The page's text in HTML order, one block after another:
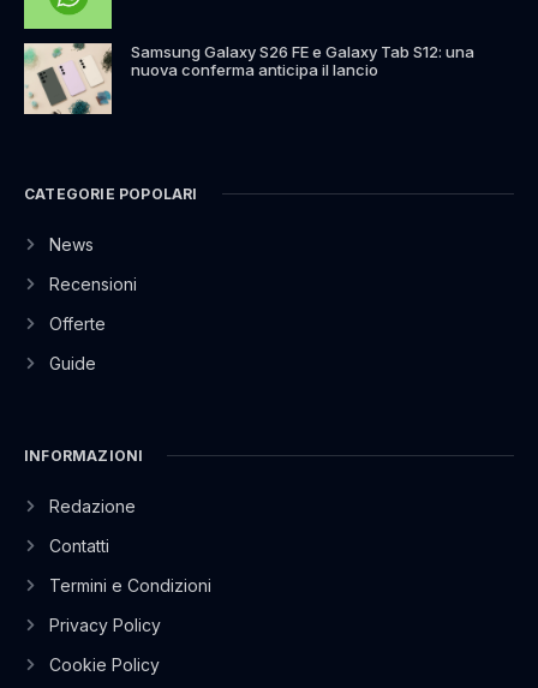
Samsung Galaxy S26 FE e Galaxy Tab S12: una
nuova conferma anticipa il lancio
CATEGORIE POPOLARI
News
Recensioni
Offerte
Guide
INFORMAZIONI
Redazione
Contatti
Termini e Condizioni
Privacy Policy
Cookie Policy